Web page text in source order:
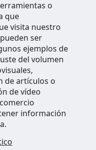
o
que
visita nuestro
ser
ejemplos de
del volumen
de artículos o
de vídeo
información